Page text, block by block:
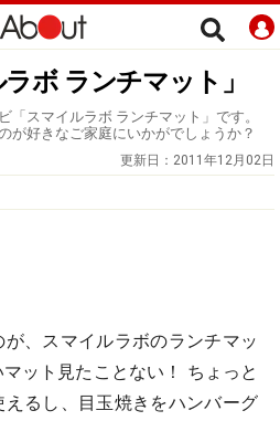
ボ ランチマット」
「スマイルラボ ランチマット」です。
が好きなご家庭にいかがでしょうか？
更新日： 2011年12月02日
、スマイルラボのランチマッ
ット見たことない！ ちょっと
るし、目玉焼きをハンバーグ